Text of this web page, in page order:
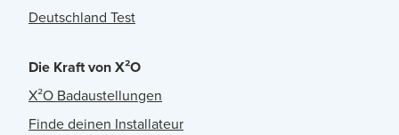
Deutschland Test
Die Kraft von X²O
X²O Badaustellungen
Finde deinen Installateur